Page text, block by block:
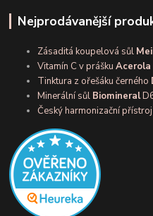
Nejprodávanější
Zásaditá koupelová sůl
Vitamín C v práškuAcerola
Tinktura z ořešáku černého
Minerální sůl Biomineral
Český harmonizační